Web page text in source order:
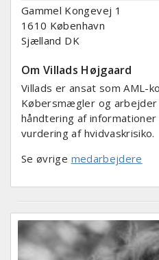
Gammel Kongevej 1
1610 København
Sjælland DK
Om Villads Højgaard
Villads er ansat som AML-
Købersmægler og arbejder
håndtering af
vurdering af hvidvaskrisiko.
Se øvrige medarbejdere